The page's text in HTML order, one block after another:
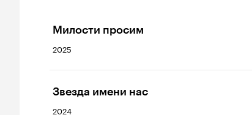
Милости просим
2025
Звезда имени нас
2024